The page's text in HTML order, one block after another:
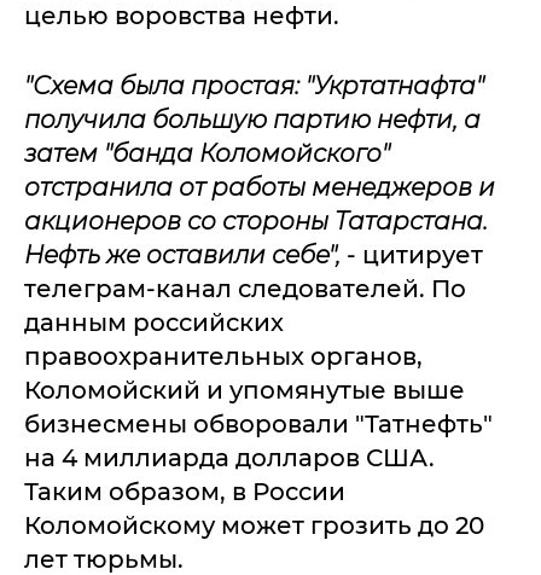
целью воровства нефти.
"Схема была простая: "Укртатнафта"
получила большую партию нефти, а
затем "банда Коломойского"
отстранила от работы менеджеров и
акционеров со стороны Татарстана.
Нефть же оставили себе", - цитирует
телеграм-канал следователей. По
данным российских
правоохранительных органов,
Коломойский и упомянутые выше
бизнесмены обворовали "Татнефть"
на 4 миллиарда долларов США.
Таким образом, в России
Коломойскому может грозить до 20
лет тюрьмы.